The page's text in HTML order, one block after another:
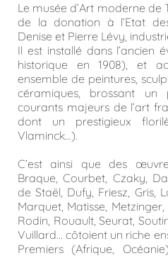
Le musée d’Art moderne de
de la donation à l’Etat
Denise et Pierre Lévy,
Il est installé dans l’ancien
historique en 1908), et
ensemble de peintures,
céramiques, brossant
courants majeurs de l’art
dont un prestigieux
Vlaminck…).
C’est ainsi que des
Braque, Courbet, Czaky,
de Staël, Dufy, Friesz, Gris,
Marquet, Matisse,
Rodin, Rouault, Seurat,
Vuillard… côtoient un riche
Premiers (Afrique,